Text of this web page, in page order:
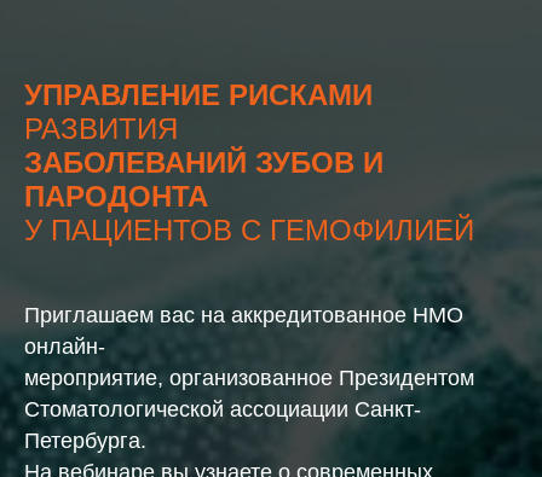
УПРАВЛЕНИЕ РИСКАМИ
РАЗВИТИЯ
ЗАБОЛЕВАНИЙ ЗУБОВ И
ПАРОДОНТА
У ПАЦИЕНТОВ С ГЕМОФИЛИЕЙ
Приглашаем вас на аккредитованное НМО
онлайн-
мероприятие, организованное Президентом
Стоматологической ассоциации Санкт-
Петербурга.
На вебинаре вы узнаете о современных